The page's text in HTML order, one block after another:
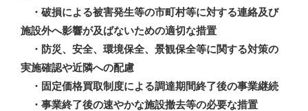
・破損による被害発生等の市町村等に対する連絡及び
施設外へ影響が及ばないための適切な措置
・防災、安全、環境保全、景観保全等に関する対策の
実施確認や近隣への配慮
・固定価格買取制度による調達期間終了後の事業継続
・事業終了後の速やかな施設撤去等の必要な措置